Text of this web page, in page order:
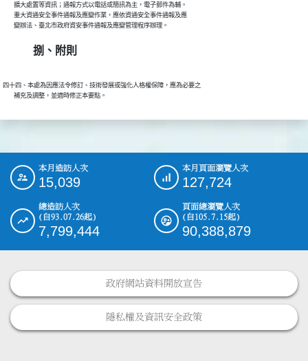
        擴大處置等資訊；通報方式以電話或簡訊為主，電子郵件為輔。
        重大資通安全事件通報及應變作業，應依資通安全事件通報及應
捌、附則
四十四、本處為因應法令修訂、技術發展或強化人格權保障，應為必要之
::: 本月造訪人次
15,039
本月頁面瀏覽人次
127,724
總造訪人次
(自93.07.26起)
7,799,444
頁面總瀏覽人次
(自105.7.15起)
90,388,879
政府網站資料開放宣告
隱私權及資訊安全政策